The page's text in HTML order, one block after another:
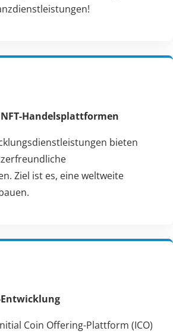
Handelsplattformen
bieten
Ziel ist es, eine weltweite
Entwicklung
Coin Offering-Plattform (ICO)